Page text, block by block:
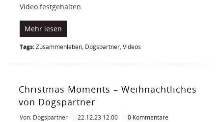
Video festgehalten.
Mehr lesen
Tags:Zusammenleben, Dogspartner, Videos
Christmas Moments – Weihnachtliches
von Dogspartner
Von: Dogspartner 22.12.23 12:00 0 Kommentare